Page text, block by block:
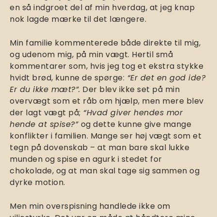
en så indgroet del af min hverdag, at jeg knap
nok lagde mærke til det længere.
Min familie kommenterede både direkte til mig,
og udenom mig, på min vægt. Hertil små
kommentarer som, hvis jeg tog et ekstra stykke
hvidt brød, kunne de spørge: “Er det en god ide?
Er du ikke mæt?”. Der blev ikke set på min
overvægt som et råb om hjælp, men mere blev
der lagt vægt på; “Hvad giver hendes mor
hende at spise?” og dette kunne give mange
konflikter i familien. Mange ser høj vægt som et
tegn på dovenskab – at man bare skal lukke
munden og spise en agurk i stedet for
chokolade, og at man skal tage sig sammen og
dyrke motion.
Men min overspisning handlede ikke om